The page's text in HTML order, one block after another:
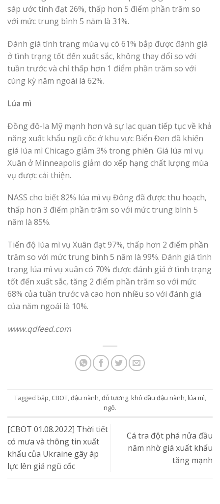
sáp ước tính đạt 26%, thấp hơn 5 điểm phần trăm so
với mức trung bình 5 năm là 31%.
Đánh giá tình trạng mùa vụ có 61% bắp được đánh giá
ở tình trạng tốt đến xuất sắc, không thay đổi so với
tuần trước và chỉ thấp hơn 1 điểm phần trăm so với
cùng kỳ năm ngoái là 62%.
Lúa mì
Đồng đô-la Mỹ mạnh hơn và sự lạc quan tiếp tục về khả
năng xuất khẩu ngũ cốc ở khu vực Biển Đen đã khiến
giá lúa mì Chicago giảm 3% trong phiên. Giá lúa mì vụ
Xuân ở Minneapolis giảm do xếp hạng chất lượng mùa
vụ được cải thiện.
NASS cho biết 82% lúa mì vụ Đông đã được thu hoạch,
thấp hơn 3 điểm phần trăm so với mức trung bình 5
năm là 85%.
Tiến độ lúa mì vụ Xuân đạt 97%, thấp hơn 2 điểm phần
trăm so với mức trung bình 5 năm là 99%. Đánh giá tình
trạng lúa mì vụ xuân có 70% được đánh giá ở tình trạng
tốt đến xuất sắc, tăng 2 điểm phần trăm so với mức
68% của tuần trước và cao hơn nhiều so với đánh giá
của năm ngoái là 10%.
www.qdfeed.com
Tagged bắp, CBOT,đậu nành,đỗ tương, khô dầu đậu nành, lúa mì,
ngô.
[CBOT 01.08.2022] Thời tiết
có mưa và thông tin xuất
khẩu của Ukraine gây áp
lực lên giá ngũ cốc
Cá tra đột phá nửa đầu
năm nhờ giá xuất khẩu
tăng mạnh